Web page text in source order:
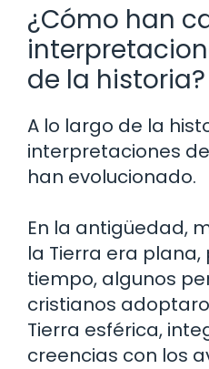
¿Cómo han
de la historia?
A lo largo de la
interpretaciones
han evolucionado.
En la antigüedad,
la Tierra era plana,
tiempo, algunos
cristianos
Tierra esférica,
creencias con los